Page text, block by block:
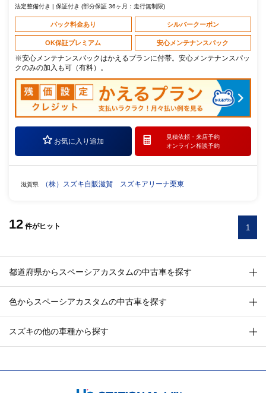
法定整備付き | 保証付き (部分保証 36ヶ月：走行無制限)
パック料金あり シルバークーポン
OK保証プレミアム 安心メンテナンスパック
※安心メンテナンスパックはかえるプランに付帯。安心メンテナンスパッ
クのみの加入も可（有料）。
お気に入り追加
見積依頼・ 来店予約
オンライン相談予約
滋賀県 （株）スズキ自販滋賀 スズキアリーナ栗東
12 件がヒット 1
都道府県からスペーシアカスタムの中古車を探す
色からスペーシアカスタムの中古車を探す
スズキの他の車種から探す